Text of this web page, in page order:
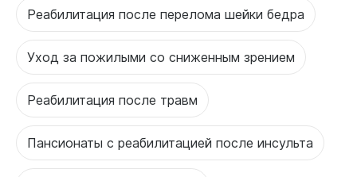
Реабилитация после перелома шейки бедра
Уход за пожилыми со сниженным зрением
Реабилитация после травм
Пансионаты с реабилитацией после инсульта